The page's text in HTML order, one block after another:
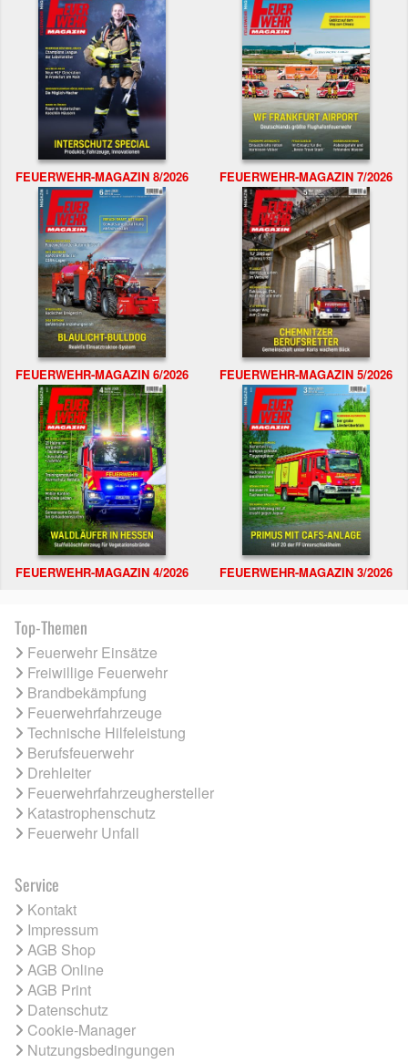
FEUERWEHR-MAGAZIN 8/2026 FEUERWEHR-MAGAZIN 7/2026
FEUERWEHR-MAGAZIN 6/2026 FEUERWEHR-MAGAZIN 5/2026
FEUERWEHR-MAGAZIN 4/2026 FEUERWEHR-MAGAZIN 3/2026
Top-Themen
Feuerwehr Einsätze
Freiwillige Feuerwehr
Brandbekämpfung
Feuerwehrfahrzeuge
Technische Hilfeleistung
Berufsfeuerwehr
Drehleiter
Feuerwehrfahrzeughersteller
Katastrophenschutz
Feuerwehr Unfall
Service
Kontakt
Impressum
AGB Shop
AGB Online
AGB Print
Datenschutz
Cookie-Manager
Nutzungsbedingungen